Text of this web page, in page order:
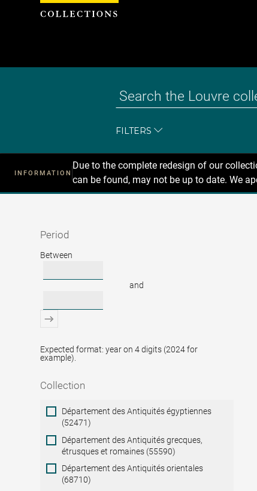
FILTERS
INFORMATION
Due to the complete redesign of our
can be found, may not be up to date. We
Recherche
Period
Period
Between
and
Expected format: year on 4 digits (2024 for
example).
Collection
Collection
Département des Antiquités égyptiennes
(52471)
Département des Antiquités grecques,
étrusques et romaines (55590)
Département des Antiquités orientales
(68710)
Cookies management panel